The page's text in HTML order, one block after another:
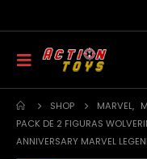
SHOP MARVEL,
PACK DE 2 FIGURAS
ANNIVERSARY MARVEL